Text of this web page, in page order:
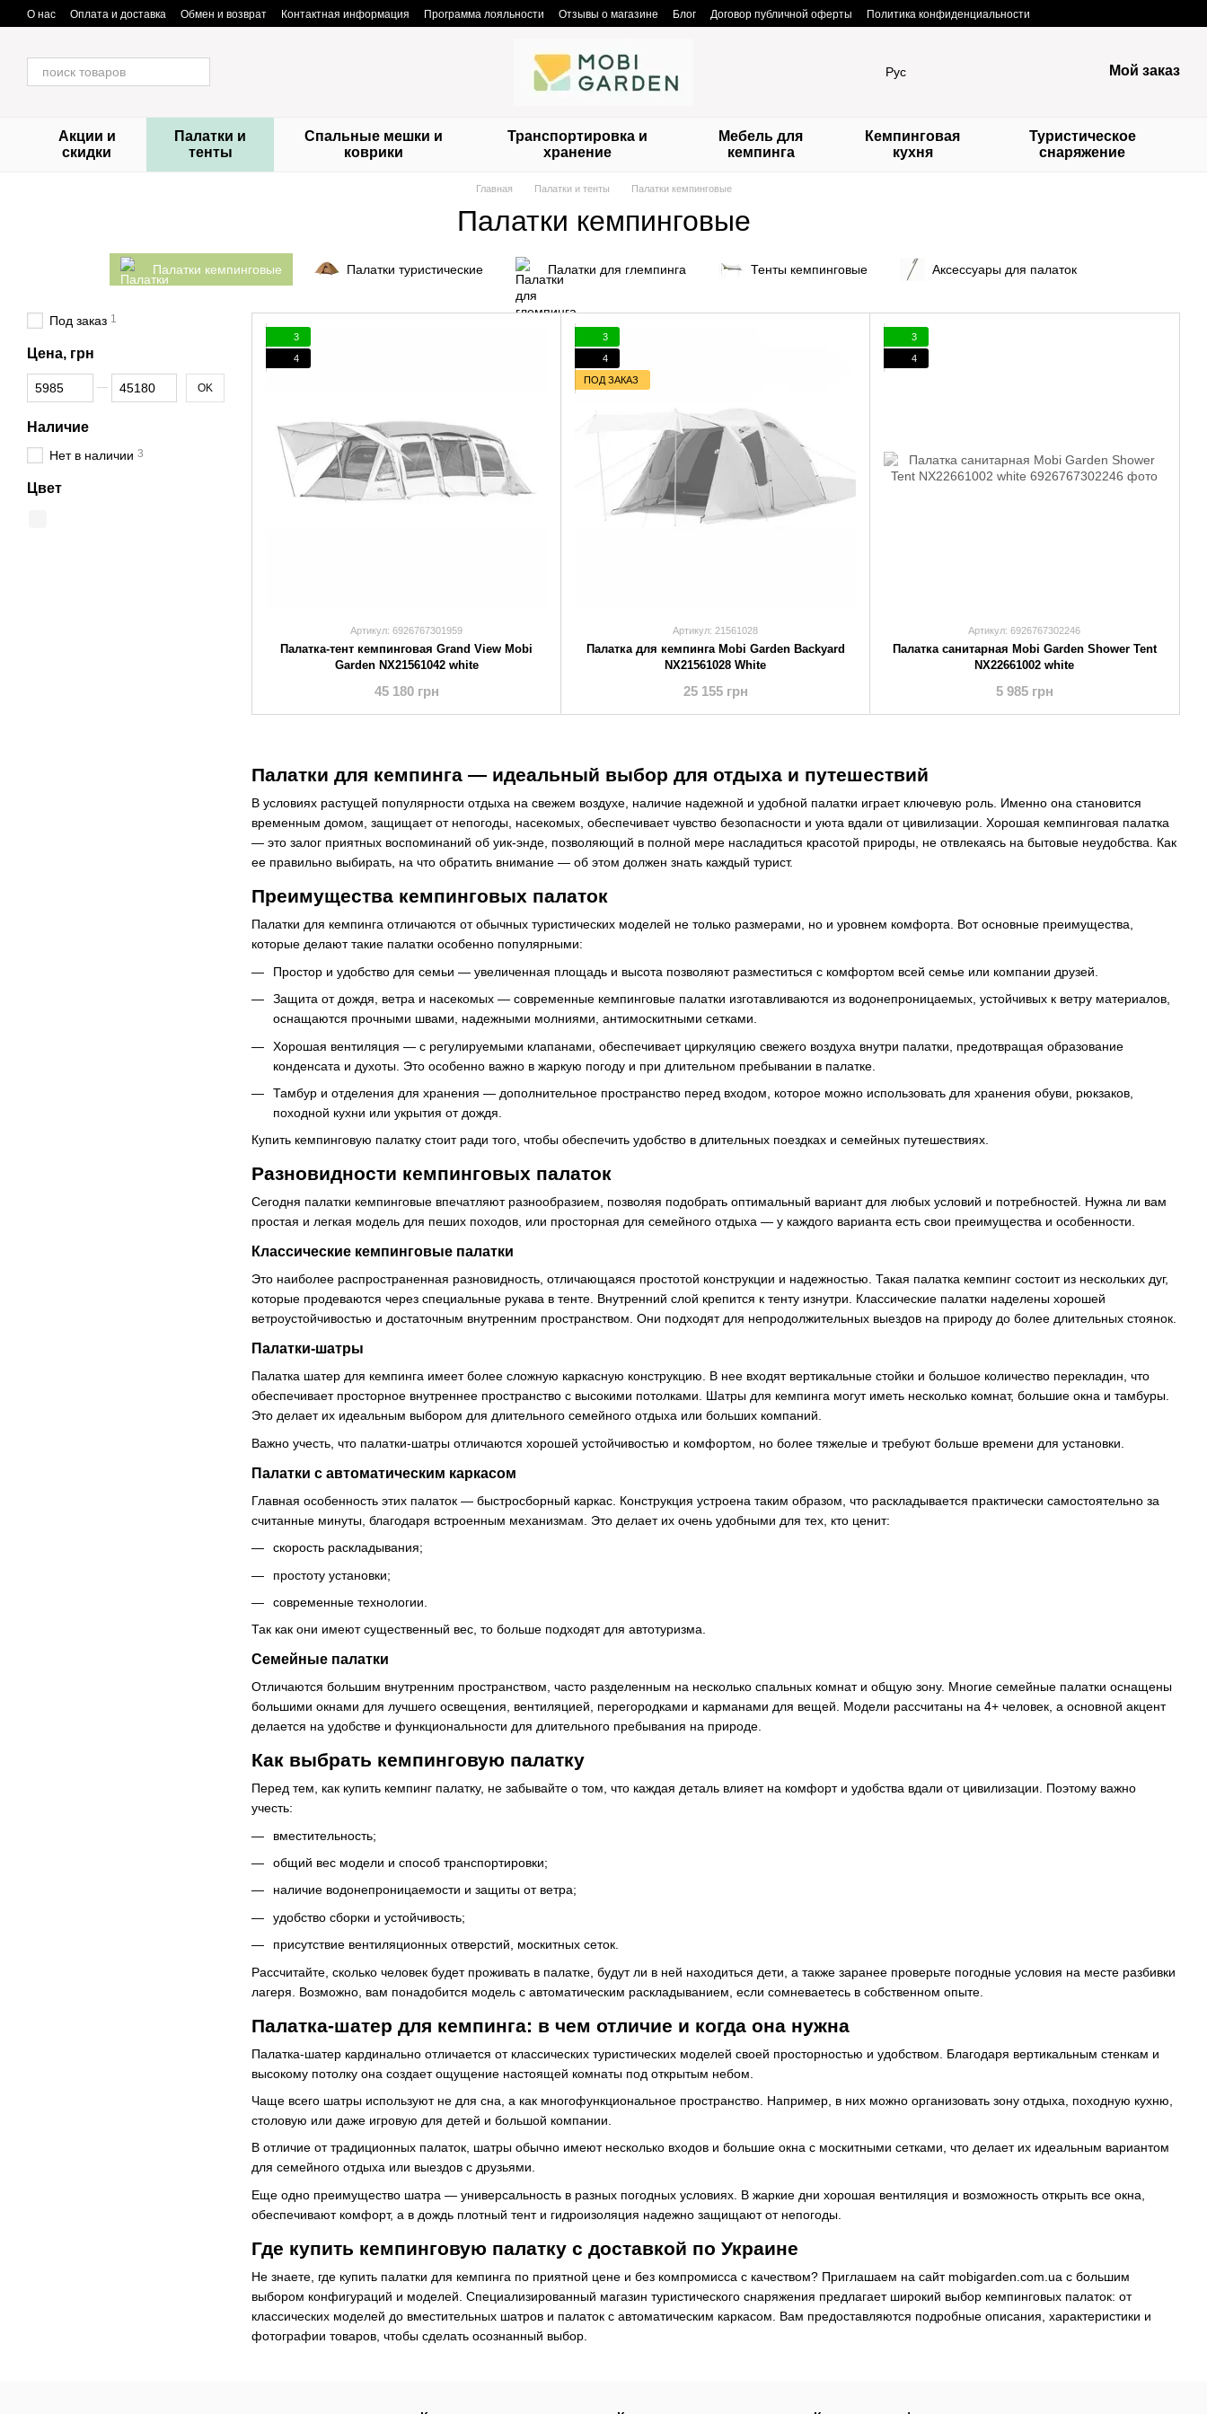
Перейти к основному контенту
О нас Оплата и доставка Обмен и возврат Контактная информация Программа лояльности Отзывы о магазине Блог Договор публичной оферты Политика конфиденциальности
Рус Мой заказ
Акции и
скидки
Палатки и
тенты
Спальные мешки и
коврики
Транспортировка и
хранение
Мебель для
кемпинга
Кемпинговая
кухня
Туристическое
снаряжение
Главная Палатки и тенты Палатки кемпинговые
Палатки кемпинговые
Палатки кемпинговые Палатки туристические Палатки для глемпинга Тенты кемпинговые Аксессуары для палаток
Палатки для кемпинга — идеальный выбор для отдыха и путешествий
В условиях растущей популярности отдыха на свежем воздухе, наличие надежной и удобной палатки играет ключевую роль. Именно она становится
временным домом, защищает от непогоды, насекомых, обеспечивает чувство безопасности и уюта вдали от цивилизации. Хорошая кемпинговая палатка
— это залог приятных воспоминаний об уик-энде, позволяющий в полной мере насладиться красотой природы, не отвлекаясь на бытовые неудобства. Как
ее правильно выбирать, на что обратить внимание — об этом должен знать каждый турист.
Преимущества кемпинговых палаток
Палатки для кемпинга отличаются от обычных туристических моделей не только размерами, но и уровнем комфорта. Вот основные преимущества,
которые делают такие палатки особенно популярными:
Простор и удобство для семьи — увеличенная площадь и высота позволяют разместиться с комфортом всей семье или компании друзей.
Защита от дождя, ветра и насекомых — современные кемпинговые палатки изготавливаются из водонепроницаемых, устойчивых к ветру материалов,
оснащаются прочными швами, надежными молниями, антимоскитными сетками.
Хорошая вентиляция — с регулируемыми клапанами, обеспечивает циркуляцию свежего воздуха внутри палатки, предотвращая образование
конденсата и духоты. Это особенно важно в жаркую погоду и при длительном пребывании в палатке.
Тамбур и отделения для хранения — дополнительное пространство перед входом, которое можно использовать для хранения обуви, рюкзаков,
походной кухни или укрытия от дождя.
Купить кемпинговую палатку стоит ради того, чтобы обеспечить удобство в длительных поездках и семейных путешествиях.
Разновидности кемпинговых палаток
Сегодня палатки кемпинговые впечатляют разнообразием, позволяя подобрать оптимальный вариант для любых условий и потребностей. Нужна ли вам
простая и легкая модель для пеших походов, или просторная для семейного отдыха — у каждого варианта есть свои преимущества и особенности.
Классические кемпинговые палатки
Это наиболее распространенная разновидность, отличающаяся простотой конструкции и надежностью. Такая палатка кемпинг состоит из нескольких дуг,
которые продеваются через специальные рукава в тенте. Внутренний слой крепится к тенту изнутри. Классические палатки наделены хорошей
ветроустойчивостью и достаточным внутренним пространством. Они подходят для непродолжительных выездов на природу до более длительных стоянок.
Палатки-шатры
Палатка шатер для кемпинга имеет более сложную каркасную конструкцию. В нее входят вертикальные стойки и большое количество перекладин, что
обеспечивает просторное внутреннее пространство с высокими потолками. Шатры для кемпинга могут иметь несколько комнат, большие окна и тамбуры.
Это делает их идеальным выбором для длительного семейного отдыха или больших компаний.
Важно учесть, что палатки-шатры отличаются хорошей устойчивостью и комфортом, но более тяжелые и требуют больше времени для установки.
Палатки с автоматическим каркасом
Главная особенность этих палаток — быстросборный каркас. Конструкция устроена таким образом, что раскладывается практически самостоятельно за
считанные минуты, благодаря встроенным механизмам. Это делает их очень удобными для тех, кто ценит:
скорость раскладывания;
простоту установки;
современные технологии.
Так как они имеют существенный вес, то больше подходят для автотуризма.
Семейные палатки
Отличаются большим внутренним пространством, часто разделенным на несколько спальных комнат и общую зону. Многие семейные палатки оснащены
большими окнами для лучшего освещения, вентиляцией, перегородками и карманами для вещей. Модели рассчитаны на 4+ человек, а основной акцент
делается на удобстве и функциональности для длительного пребывания на природе.
Как выбрать кемпинговую палатку
Перед тем, как купить кемпинг палатку, не забывайте о том, что каждая деталь влияет на комфорт и удобства вдали от цивилизации. Поэтому важно
учесть:
вместительность;
общий вес модели и способ транспортировки;
наличие водонепроницаемости и защиты от ветра;
удобство сборки и устойчивость;
присутствие вентиляционных отверстий, москитных сеток.
Рассчитайте, сколько человек будет проживать в палатке, будут ли в ней находиться дети, а также заранее проверьте погодные условия на месте разбивки
лагеря. Возможно, вам понадобится модель с автоматическим раскладыванием, если сомневаетесь в собственном опыте.
Палатка-шатер для кемпинга: в чем отличие и когда она нужна
Палатка-шатер кардинально отличается от классических туристических моделей своей просторностью и удобством. Благодаря вертикальным стенкам и
высокому потолку она создает ощущение настоящей комнаты под открытым небом.
Чаще всего шатры используют не для сна, а как многофункциональное пространство. Например, в них можно организовать зону отдыха, походную кухню,
столовую или даже игровую для детей и большой компании.
В отличие от традиционных палаток, шатры обычно имеют несколько входов и большие окна с москитными сетками, что делает их идеальным вариантом
для семейного отдыха или выездов с друзьями.
Еще одно преимущество шатра — универсальность в разных погодных условиях. В жаркие дни хорошая вентиляция и возможность открыть все окна,
обеспечивают комфорт, а в дождь плотный тент и гидроизоляция надежно защищают от непогоды.
Где купить кемпинговую палатку с доставкой по Украине
Не знаете, где купить палатки для кемпинга по приятной цене и без компромисса с качеством? Приглашаем на сайт mobigarden.com.ua с большим
выбором конфигураций и моделей. Специализированный магазин туристического снаряжения предлагает широкий выбор кемпинговых палаток: от
классических моделей до вместительных шатров и палаток с автоматическим каркасом. Вам предоставляются подробные описания, характеристики и
фотографии товаров, чтобы сделать осознанный выбор.
3
4
Артикул: 6926767301959
Палатка-тент кемпинговая Grand View Mobi
Garden NX21561042 white
45 180 грн
3
4
ПОД ЗАКАЗ
Артикул: 21561028
Палатка для кемпинга Mobi Garden Backyard
NX21561028 White
25 155 грн
3
4
Артикул: 6926767302246
Палатка санитарная Mobi Garden Shower Tent
NX22661002 white
5 985 грн
Под заказ 1
Цена, грн
От Цена, грн
До Цена, грн OK
Наличие
Нет в наличии 3
Цвет